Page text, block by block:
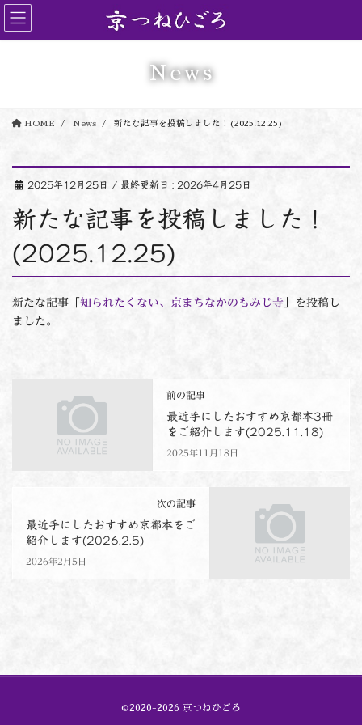
コ
ン
テ
ナ
ビ
ゲ
News
HOME News 新たな記事を投稿しました！(2025.12.25)
2025年12月25日 / 最終更新日 : 2026年4月25日
新たな記事を投稿しました！
(2025.12.25)
新たな記事「知られたくない、京まちなかのもみじ寺 」を投稿し
ました。
前の記事
最近手にしたおすすめ京都本3冊
をご紹介します(2025.11.18)
2025年11月18日
次の記事
最近手にしたおすすめ京都本をご
紹介します(2026.2.5)
2026年2月5日
©2020-2026 京つねひごろ